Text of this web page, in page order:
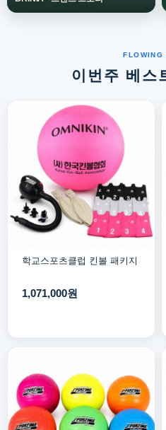
이번주 베스
학교스포츠클럽 킨볼 패키지
1,071,000원